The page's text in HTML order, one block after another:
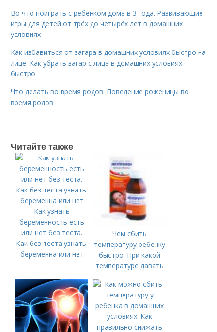
Во что поиграть с ребенком дома в 3 года. Развивающие
игры для детей от трёх до четырёх лет в домашних
условиях
Как избавиться от загара в домашних условиях быстро на
лице. Как убрать загар с лица в домашних условиях
быстро
Что делать во время родов. Поведение роженицы во
время родов
Читайте также
Как узнать
беременность есть
или нет без теста.
Как без теста узнать:
беременна или нет
Чем сбить
температуру ребенку
быстро. При какой
температуре давать
ребенку?